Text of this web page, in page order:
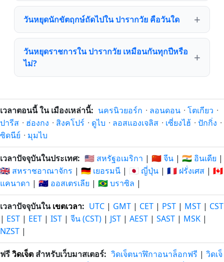
วันหยุดนักขัตฤกษ์ถัดไปใน ปารากวัย คือวันใด
วันหยุดราชการใน ปารากวัย เหมือนกันทุกปีหรือ
ไม่?
เวลาตอนนี้ ใน เมืองเหล่านี้: นครนิวยอร์ก · ลอนดอน · โตเกียว ·
ปารีส · ฮ่องกง · สิงคโปร์ · ดูไบ · ลอสแองเจลิส · เซี่ยงไฮ้ · ปักกิ่ง ·
ซิดนีย์ · มุมไบ
เวลาปัจจุบันในประเทศ: 🇺🇸 สหรัฐอเมริกา | 🇨🇳 จีน | 🇮🇳 อินเดีย |
🇬🇧 สหราชอาณาจักร | 🇩🇪 เยอรมนี | 🇯🇵 ญี่ปุ่น | 🇫🇷 ฝรั่งเศส | 🇨🇦
แคนาดา | 🇦🇺 ออสเตรเลีย | 🇧🇷 บราซิล |
เวลาปัจจุบันในเขตเวลา: UTC | GMT | CET | PST | MST | CST
| EST | EET | IST | จีน (CST) | JST | AEST | SAST | MSK |
NZST |
ฟรีวิดเจ็ต สำหรับเว็บมาสเตอร์: วิดเจ็ตนาฬิกาอนาล็อกฟรี | วิดเจ็